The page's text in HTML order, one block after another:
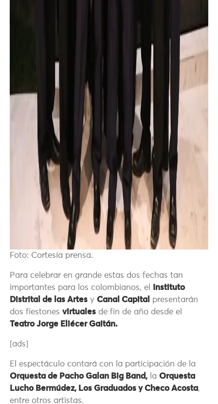
Foto: Cortesía prensa.
Para celebrar en grande estas dos fechas tan
importantes para los colombianos, el
Instituto
Distrital de las Artes y Canal Capital
presentarán
dos fiestones virtuales de fin de año desde el
Teatro Jorge Eliécer Gaitán.
[ads]
El espectáculo contará con la participación de la
Orquesta de Pacho Galan Big Band, la Orquesta
Lucho Bermúdez, Los Graduados y Checo Acosta,
entre otros artistas.